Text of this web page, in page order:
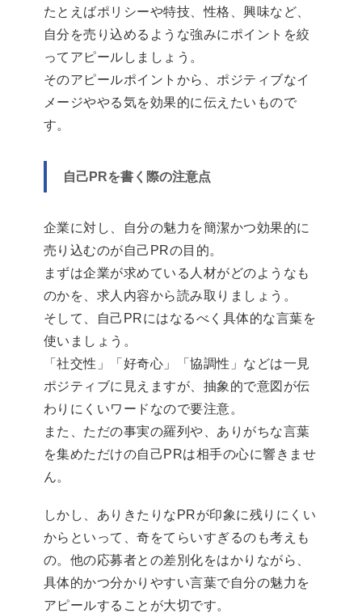
たとえばポリシーや特技、性格、興味など、
自分を売り込めるような強みにポイントを絞
ってアピールしましょう。
そのアピールポイントから、ポジティブなイ
メージややる気を効果的に伝えたいもので
す。
自己PRを書く際の注意点
企業に対し、自分の魅力を簡潔かつ効果的に
売り込むのが自己PRの目的。
まずは企業が求めている人材がどのようなも
のかを、求人内容から読み取りましょう。
そして、自己PRにはなるべく具体的な言葉を
使いましょう。
「社交性」「好奇心」「協調性」などは一見
ポジティブに見えますが、抽象的で意図が伝
わりにくいワードなので要注意。
また、ただの事実の羅列や、ありがちな言葉
を集めただけの自己PRは相手の心に響きませ
ん。
しかし、ありきたりなPRが印象に残りにくい
からといって、奇をてらいすぎるのも考えも
の。他の応募者との差別化をはかりながら、
具体的かつ分かりやすい言葉で自分の魅力を
アピールすることが大切です。